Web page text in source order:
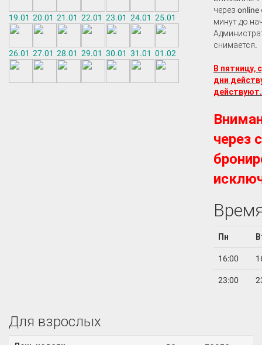
19.01 20.01 21.01 22.01 23.01 24.01 25.01
26.01 27.01 28.01 29.01 30.01 31.01 01.02
через
минут до
снимается.
В пятницу,
дни
через
Пн
16:00
23:00
Для взрослых